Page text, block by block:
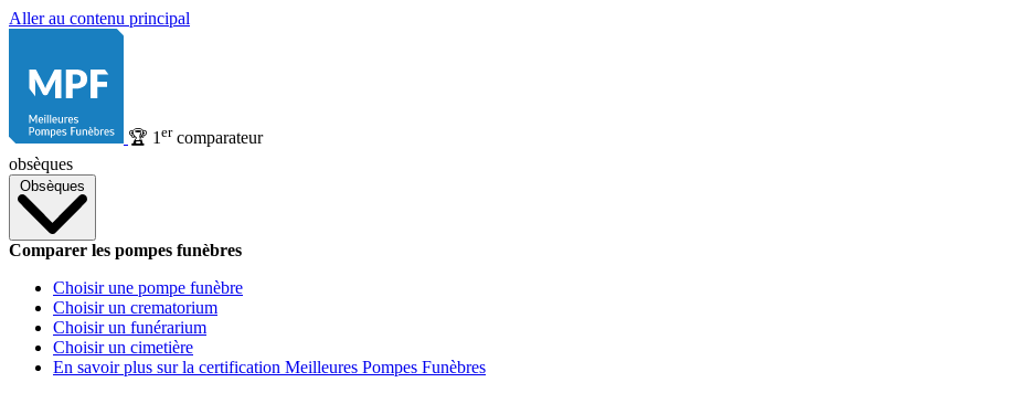
Aller au contenu principal
🏆 1 ercomparateur
obsèques
Obsèques
Comparer les pompes funèbres
Choisir une pompe funèbre
Choisir un crematorium
Choisir un funérarium
Choisir un cimetière
En savoir plus sur la certification Meilleures Pompes Funèbres